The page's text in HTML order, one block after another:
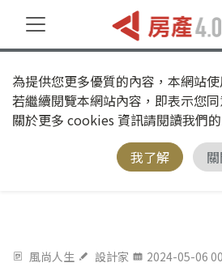
為提供您更多優質的內容，本網站
若繼續閱覽本網站內容，即表示您
關於更多 cookies 資訊請閱讀我們的
我了解
風尚人生 設計家 2024-05-06